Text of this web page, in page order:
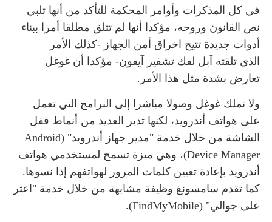
في كل المذكرات وأوامر المحكمة للتأكد من أنها تلبي
نص القانون وروحه، مؤكدا أنها لم تتلق مطلقا أمرا ببناء
أدوات جديدة تتيح اخراق أمن الجهاز -كذلك الأمر
الذي تلقته آبل لفك تشفير آيفون- مؤكدا أن غوغل
تعارض بشدة مثل هذا الأمر.
ولا تملك غوغل وصولا مباشرا إلى البرامج التي تعمل
على هواتف أندرويد، لكنها تدير العديد من أنماط قفل
الشاشة من خلال خدمة "مدير جهاز أندرويد" (Android
Device Manager)، وهي ميزة تسمح لمستخدمي هواتف
أندرويد بإعادة تعيين كلمات المرور لهواتفهم إذا نسوها.
كما تقدم سامسونغ وظيفة مشابهة من خلال خدمة "اعثر
على جوالي" (FindMyMobile).